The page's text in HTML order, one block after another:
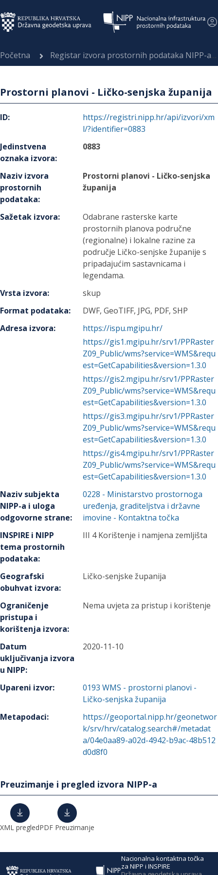
Početna Registar izvora prostornih podataka NIPP-a
Prostorni planovi - Ličko-senjska županija
ID:
https://registri.nipp.hr/api/izvori/xm
l/?identifier=0883
Jedinstvena
oznaka izvora:
0883
Naziv izvora
prostornih
podataka:
Prostorni planovi - Ličko-senjska
županija
Sažetak izvora:
Odabrane rasterske karte
prostornih planova područne
(regionalne) i lokalne razine za
područje Ličko-senjske županije s
pripadajućim sastavnicama i
legendama.
Vrsta izvora:
skup
Format podataka:
DWF, GeoTIFF, JPG, PDF, SHP
Adresa izvora:
https://ispu.mgipu.hr/
https://gis1.mgipu.hr/srv1/PPRaster
Z09_Public/wms?service=WMS&requ
est=GetCapabilities&version=1.3.0
https://gis2.mgipu.hr/srv1/PPRaster
Z09_Public/wms?service=WMS&requ
est=GetCapabilities&version=1.3.0
https://gis3.mgipu.hr/srv1/PPRaster
Z09_Public/wms?service=WMS&requ
est=GetCapabilities&version=1.3.0
https://gis4.mgipu.hr/srv1/PPRaster
Z09_Public/wms?service=WMS&requ
est=GetCapabilities&version=1.3.0
Naziv subjekta
NIPP-a i uloga
odgovorne strane:
0228 - Ministarstvo prostornoga
uređenja, graditeljstva i državne
imovine - Kontaktna točka
INSPIRE i NIPP
tema prostornih
podataka:
III 4 Korištenje i namjena zemljišta
Geografski
obuhvat izvora:
Ličko-senjske županija
Ograničenje
pristupa i
korištenja izvora:
Nema uvjeta za pristup i korištenje
Datum
uključivanja izvora
u NIPP:
2020-11-10
Upareni izvor: 0193 WMS - prostorni planovi -
Ličko-senjska županija
Metapodaci:
https://geoportal.nipp.hr/geonetwor
k/srv/hrv/catalog.search#/metadat
a/04e0aa89-a02d-4942-b9ac-48b512
d0d8f0
Preuzimanje i pregled izvora NIPP-a
XML pregledPDF Preuzimanje
Nacionalna kontaktna točka
za NIPP i INSPIRE